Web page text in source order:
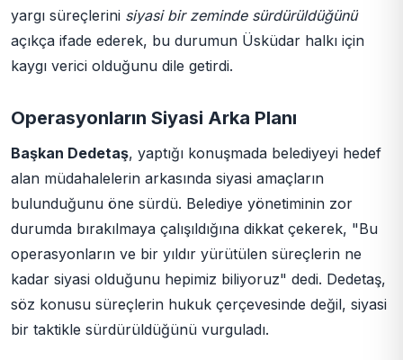
yargı süreçlerini siyasi bir zeminde sürdürüldüğünü
açıkça ifade ederek, bu durumun Üsküdar halkı için
kaygı verici olduğunu dile getirdi.
Operasyonların Siyasi Arka Planı
Başkan Dedetaş, yaptığı konuşmada belediyeyi hedef
alan müdahalelerin arkasında siyasi amaçların
bulunduğunu öne sürdü. Belediye yönetiminin zor
durumda bırakılmaya çalışıldığına dikkat çekerek, "Bu
operasyonların ve bir yıldır yürütülen süreçlerin ne
kadar siyasi olduğunu hepimiz biliyoruz" dedi. Dedetaş,
söz konusu süreçlerin hukuk çerçevesinde değil, siyasi
bir taktikle sürdürüldüğünü vurguladı.